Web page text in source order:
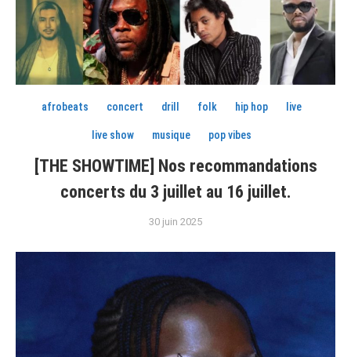
afrobeats concert drill folk hip hop live
live show musique pop vibes
[THE SHOWTIME] Nos recommandations
concerts du 3 juillet au 16 juillet.
30 juin 2025